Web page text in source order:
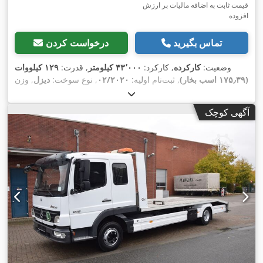
قیمت ثابت به اضافه مالیات بر ارزش
افزوده
درخواست کردن تماس بگیرید
وضعیت:کارکرده, کارکرد: ۴۳٬۰۰۰ کیلومتر , قدرت:
۱۲۹ کیلووات
(۱۷۵٫۳۹ اسب بخار)
, ثبت‌نام اولیه: ۰۲/۲۰۲۰ , نوع سوخت: دیزل, وزن
, نوع چرخ‌دنده:
یورو ۶ , تعداد صندلی‌ها:۷, طول فضای بارگیری:۶٬۰۰۰ میلی‌متر
,
عرض فضای بارگیری:
, تجهیزات:اِی‌بی‌اِس‎, تهویه
مطبوع, فیلتر دوده, قفل مرکزی,
آگهی کوچک